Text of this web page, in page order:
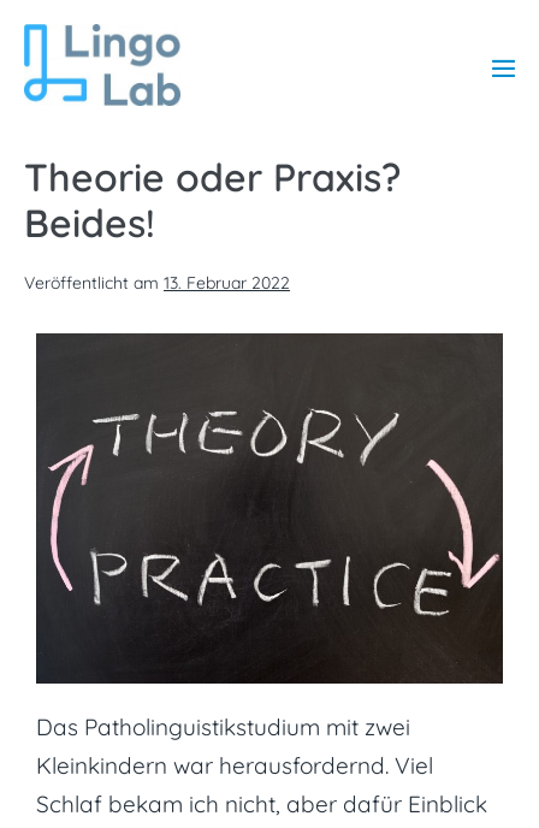
Theorie oder Praxis?
Beides!
Veröffentlicht am 13. Februar 2022
Das Patholinguistikstudium mit zwei
Kleinkindern war herausfordernd. Viel
Schlaf bekam ich nicht, aber dafür Einblick